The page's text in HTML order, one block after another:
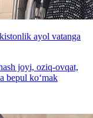
ayol vatanga
joyi, oziq-ovqat,
bepul ko‘mak